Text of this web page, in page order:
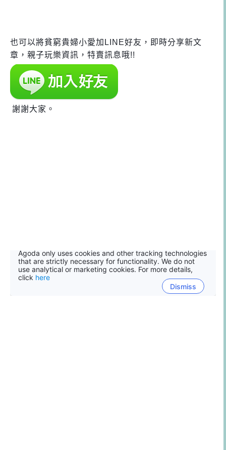
也可以將貧窮貴婦小愛加LINE好友，即時分享新文
章，親子玩樂資訊，特賣訊息哦!!
謝謝大家。